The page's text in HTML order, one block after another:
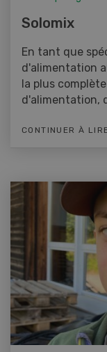
Solomix
En tant que
d'alimentation
la plus
d'alimentation,
CONTINUER À